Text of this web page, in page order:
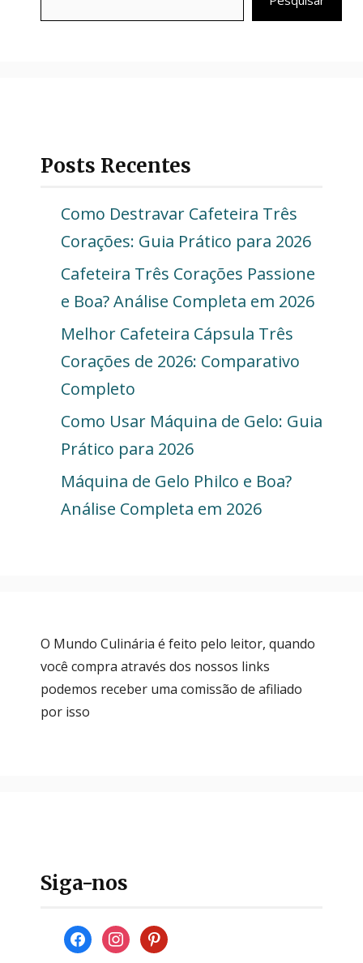
Posts Recentes
Como Destravar Cafeteira Três
Corações: Guia Prático para 2026
Cafeteira Três Corações Passione
e Boa? Análise Completa em 2026
Melhor Cafeteira Cápsula Três
Corações de 2026: Comparativo
Completo
Como Usar Máquina de Gelo: Guia
Prático para 2026
Máquina de Gelo Philco e Boa?
Análise Completa em 2026
O Mundo Culinária é feito pelo leitor, quando
você compra através dos nossos links
podemos receber uma comissão de afiliado
por isso
Siga-nos
facebookinstagrampinterest